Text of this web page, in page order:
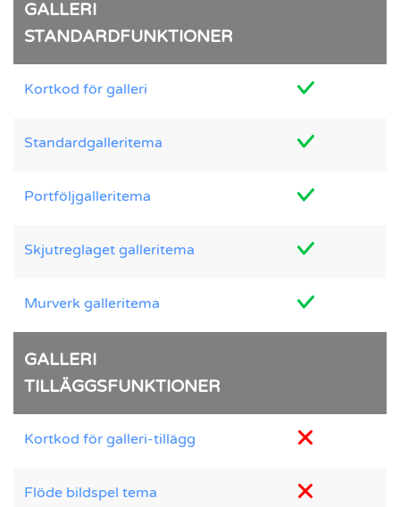
GALLERI
STANDARDFUNKTIONER
Kortkod för galleri
Standardgalleritema
Portföljgalleritema
Skjutreglaget galleritema
Murverk galleritema
GALLERI
TILLÄGGSFUNKTIONER
Kortkod för galleri-tillägg
Flöde bildspel tema